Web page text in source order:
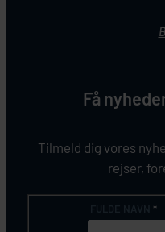
Få
Tilmeld dig vores
rejser,
*